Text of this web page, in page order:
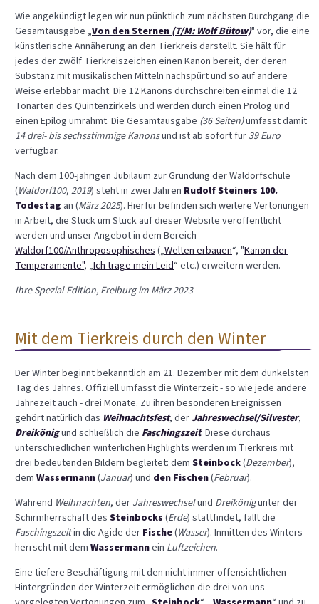
Wie angekündigt legen wir nun pünktlich zum nächsten Durchgang die
Gesamtausgabe „Von den Sternen(T/M: Wolf Bütow)" vor, die eine
künstlerische Annäherung an den Tierkreis darstellt. Sie hält für
jedes der zwölf Tierkreiszeichen einen Kanon bereit, der deren
Substanz mit musikalischen Mitteln nachspürt und so auf andere
Weise erlebbar macht. Die 12 Kanons durchschreiten einmal die 12
Tonarten des Quintenzirkels und werden durch einen Prolog und
einen Epilog umrahmt. Die Gesamtausgabe (36 Seiten)umfasst damit
14 drei- bis sechsstimmige Kanonsund ist ab sofort für 39 Euro
verfügbar.
Nach dem 100-jährigen Jubiläum zur Gründung der Waldorfschule
(Waldorf100, 2019) steht in zwei Jahren Rudolf Steiners 100.
Todestag an (März 2025). Hierfür befinden sich weitere Vertonungen
in Arbeit, die Stück um Stück auf dieser Website veröffentlicht
werden und unser Angebot in dem Bereich
Waldorf100/Anthroposophisches(„Welten erbauen“, "Kanon der
Temperamente", „Ich trage mein Leid“ etc.) erweitern werden.
Ihre Spezial Edition, Freiburg im März 2023
Mit dem Tierkreis durch den Winter
Der Winter beginnt bekanntlich am 21. Dezember mit dem dunkelsten
Tag des Jahres. Offiziell umfasst die Winterzeit - so wie jede andere
Jahrezeit auch - drei Monate. Zu ihren besonderen Ereignissen
gehört natürlich das Weihnachtsfest, derJahreswechsel/Silvester,
Dreikönigund schließlich die Faschingszeit. Diese durchaus
unterschiedlichen winterlichen Highlights werden im Tierkreis mit
drei bedeutenden Bildern begleitet: dem Steinbock(Dezember),
dem Wassermann(Januar) und den Fischen(Februar).
Während Weihnachten, der Jahreswechselund Dreikönigunter der
Schirmherrschaft des Steinbocks (Erde) stattfindet, fällt die
Faschingszeitin die Ägide der Fische(Wasser). Inmitten des Winters
herrscht mit dem Wassermannein Luftzeichen.
Eine tiefere Beschäftigung mit den nicht immer offensichtlichen
Hintergründen der Winterzeit ermöglichen die drei von uns